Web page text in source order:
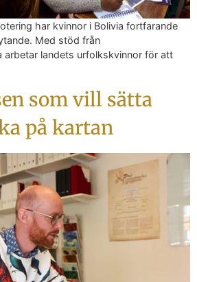
har kvinnor i Bolivia fortfarande
Med stöd från
arbetar landets urfolkskvinnor för att
som vill sätta
på kartan